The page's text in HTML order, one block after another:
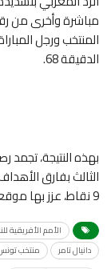
المنتخب ورجل
الدقيقة 68.
الثالث بفارق
9 نقاط، عزز بها موقعه في الصدارة.
الأمم الأفريقية
دانيال تامر
منتخب